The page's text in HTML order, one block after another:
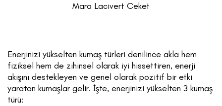
Mara Lacivert Ceket
Enerjinizi yükselten kumaş türleri denilince akla hem
fiziksel hem de zihinsel olarak iyi hissettiren, enerji
akışını destekleyen ve genel olarak pozitif bir etki
yaratan kumaşlar gelir. İşte, enerjinizi yükselten 3 kumaş
türü: